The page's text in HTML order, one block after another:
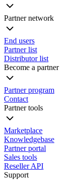
Partner network
End users
Partner list
Distributor list
Become a partner
Partner program
Contact
Partner tools
Marketplace
Knowledgebase
Partner portal
Sales tools
Reseller API
Support